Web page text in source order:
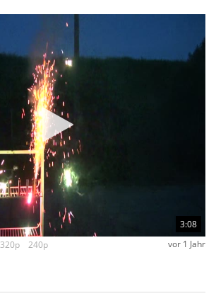
3:08
320p 240p vor 1 Jahr